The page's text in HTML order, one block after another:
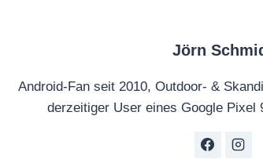
Jörn
Android-Fan seit 2010, Outdoor- &
derzeitiger User eines Google Pixel